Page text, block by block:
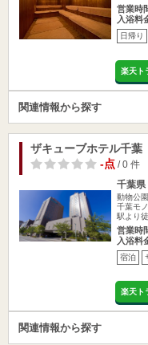
営業時
入浴料
日帰り
楽天ト
関連情報から探す
ザキューブホテル千葉
-点/ 0 件
千葉県
動物公
千葉モ
駅より
営業時
入浴料
宿泊
楽天ト
関連情報から探す